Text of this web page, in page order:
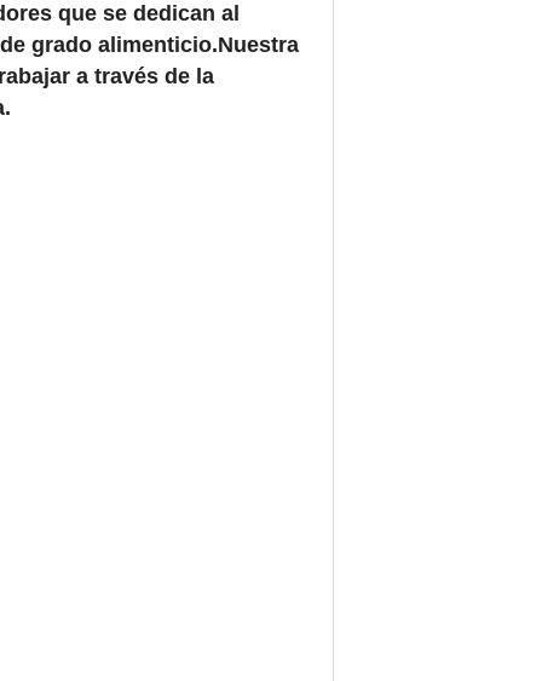
que se dedican al
grado alimenticio.Nuestra
a través de la